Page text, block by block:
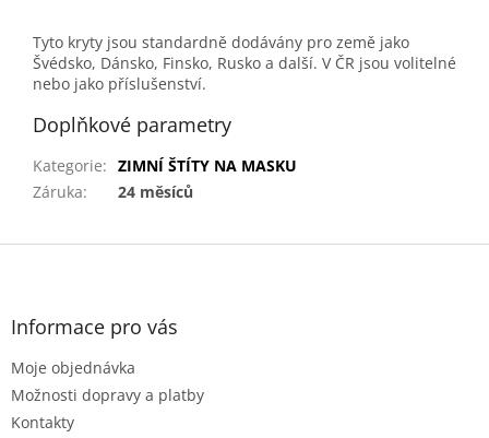
Tyto kryty jsou standardně dodávány pro země jako
Švédsko, Dánsko, Finsko, Rusko a další. V ČR jsou volitelné
nebo jako příslušenství.
Doplňkové parametry
Kategorie: ZIMNÍ ŠTÍTY NA MASKU
Záruka: 24 měsíců
Z
Informace pro vás
Moje objednávka
Možnosti dopravy a platby
Kontakty